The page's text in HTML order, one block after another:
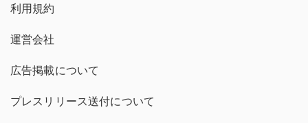
利用規約
運営会社
広告掲載について
プレスリリース送付について